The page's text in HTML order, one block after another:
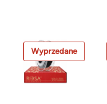
Wyprzedane